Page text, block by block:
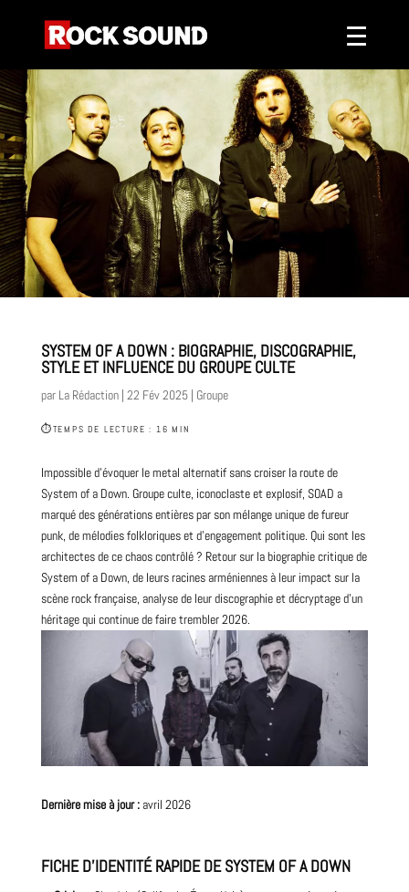
SYSTEM OF A DOWN : BIOGRAPHIE, DISCOGRAPHIE,
STYLE ET INFLUENCE DU GROUPE CULTE
par La Rédaction| 22 Fév 2025| Groupe
⏱TEMPS DE LECTURE : 16 MIN
Impossible d’évoquer lemetal alternatif sans croiser la route de
System of a Down. Groupeculte, iconoclaste et explosif, SOAD a
marqué des générations entières par son mélange unique de fureur
punk, de mélodies folkloriques et d’engagement politique. Qui sont les
architectes de ce chaos contrôlé ? Retour sur la biographie critique de
System of a Down, de leurs racines arméniennes à leur impact sur la
scènerockfrançaise, analyse de leur discographie et décryptage d’un
héritage qui continue de faire trembler2026.
Dernière mise à jour :avril 2026
FICHE D’IDENTITÉ RAPIDE DE SYSTEM OF A DOWN